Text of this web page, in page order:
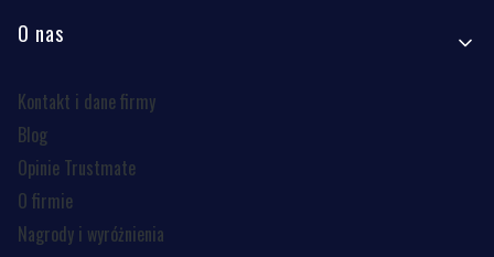
O nas
Kontakt i dane firmy
Blog
Opinie Trustmate
O firmie
Nagrody i wyróżnienia